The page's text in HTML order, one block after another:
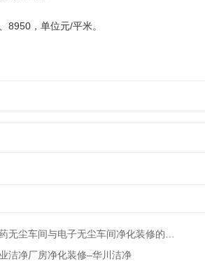
8950，单位元/平米。
尘车间与电子无尘车间净化装修的区别有哪些–华川洁净
洁净厂房净化装修–华川洁净